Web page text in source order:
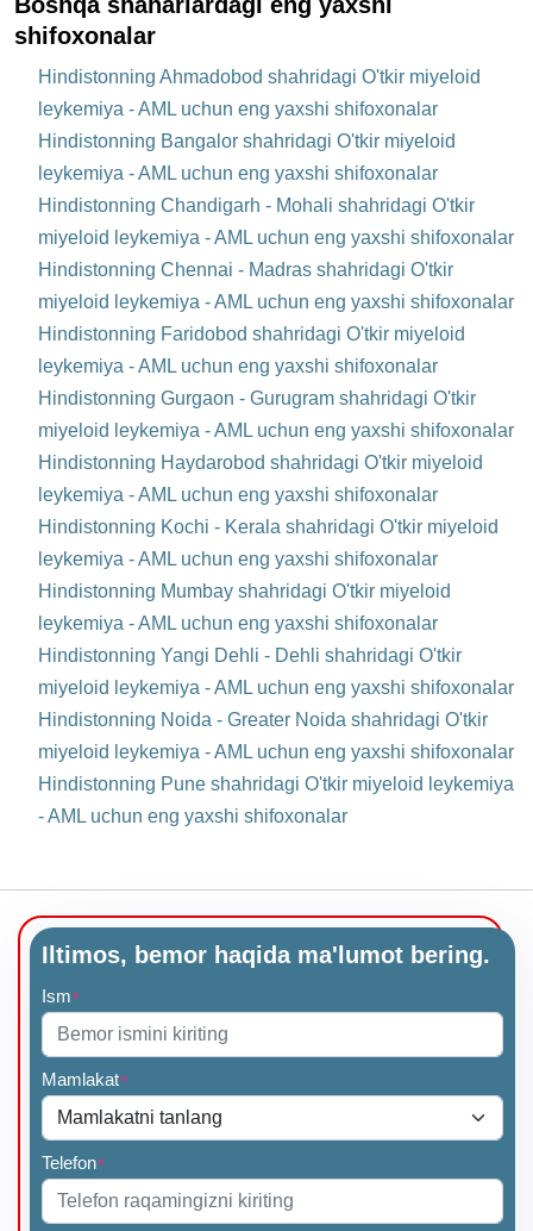
shifoxonalar
Hindistonning Ahmadobod shahridagi O'tkir miyeloid
leykemiya - AML uchun eng yaxshi shifoxonalar
Hindistonning Bangalor shahridagi O'tkir miyeloid
leykemiya - AML uchun eng yaxshi shifoxonalar
Hindistonning Chandigarh - Mohali shahridagi O'tkir
miyeloid leykemiya - AML uchun eng yaxshi shifoxonalar
Hindistonning Chennai - Madras shahridagi O'tkir
miyeloid leykemiya - AML uchun eng yaxshi shifoxonalar
Hindistonning Faridobod shahridagi O'tkir miyeloid
leykemiya - AML uchun eng yaxshi shifoxonalar
Hindistonning Gurgaon - Gurugram shahridagi O'tkir
miyeloid leykemiya - AML uchun eng yaxshi shifoxonalar
Hindistonning Haydarobod shahridagi O'tkir miyeloid
leykemiya - AML uchun eng yaxshi shifoxonalar
Hindistonning Kochi - Kerala shahridagi O'tkir miyeloid
leykemiya - AML uchun eng yaxshi shifoxonalar
Hindistonning Mumbay shahridagi O'tkir miyeloid
leykemiya - AML uchun eng yaxshi shifoxonalar
Hindistonning Yangi Dehli - Dehli shahridagi O'tkir
miyeloid leykemiya - AML uchun eng yaxshi shifoxonalar
Hindistonning Noida - Greater Noida shahridagi O'tkir
miyeloid leykemiya - AML uchun eng yaxshi shifoxonalar
Hindistonning Pune shahridagi O'tkir miyeloid leykemiya
- AML uchun eng yaxshi shifoxonalar
Iltimos, bemor haqida ma'lumot bering.
Ism*
Mamlakat*
Telefon*